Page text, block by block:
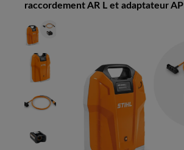
raccordement AR L et adaptateur AP